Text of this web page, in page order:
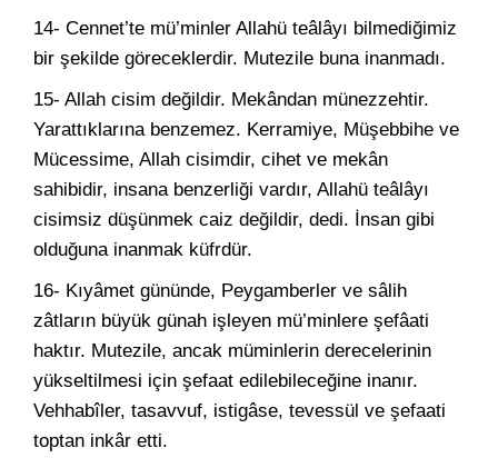
14- Cennet’te mü’minler Allahü teâlâyı bilmediğimiz
bir şekilde göreceklerdir. Mutezile buna inanmadı.
15- Allah cisim değildir. Mekândan münezzehtir.
Yarattıklarına benzemez. Kerramiye, Müşebbihe ve
Mücessime, Allah cisimdir, cihet ve mekân
sahibidir, insana benzerliği vardır, Allahü teâlâyı
cisimsiz düşünmek caiz değildir, dedi. İnsan gibi
olduğuna inanmak küfrdür.
16- Kıyâmet gününde, Peygamberler ve sâlih
zâtların büyük günah işleyen mü’minlere şefâati
haktır. Mutezile, ancak müminlerin derecelerinin
yükseltilmesi için şefaat edilebileceğine inanır.
Vehhabîler, tasavvuf, istigâse, tevessül ve şefaati
toptan inkâr etti.